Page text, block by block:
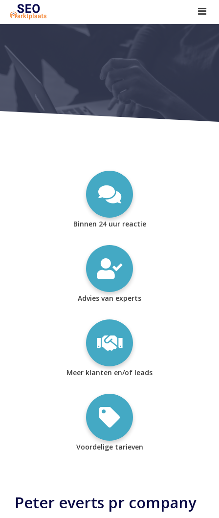
SEO tools reviews
Marketeer bij jou in de buurt?
Offerte
1. Seo voor beginners +
2. Onderzoeken +
Binnen 24 uur reactie
Advies van experts
Meer klanten en/of leads
Voordelige tarieven
Peter everts pr company